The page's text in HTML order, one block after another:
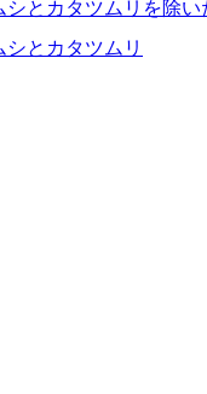
とカタツムリを除い
とカタツムリ